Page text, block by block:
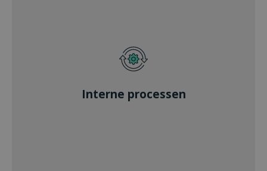
Interne processen